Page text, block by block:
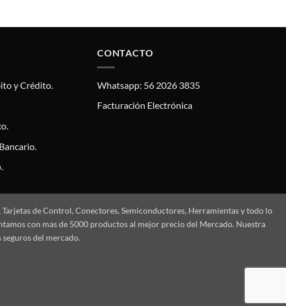
y Crédito.
CONTACTO
Whatsapp: 56 2026 3835
Facturación Electrónica
de Control, Conectores, Semiconductores, Herramientas y todo lo
con mas de 5000 productos al mejor precio del Mercado. Nuestra
del mercado.